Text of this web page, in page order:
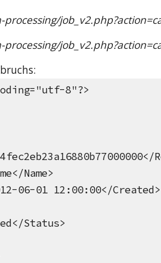
8"?>
12:00:00</Created>
Status>